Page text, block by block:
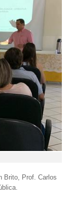
Brito, Prof. Carlos